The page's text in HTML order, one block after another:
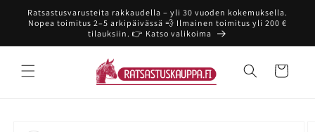
siirry
sisältöön
Ratsastusvarusteita rakkaudella – yli 30 vuoden kokemuksella.
Nopea toimitus 2–5 arkipäivässä 💨 Ilmainen toimitus yli 200 €
tilauksiin. 👉 Katso valikoima
Ostoskori